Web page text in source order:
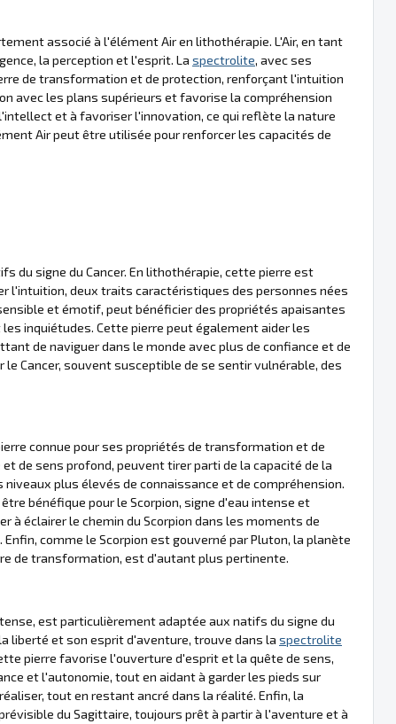
associé à l'élément Air en lithothérapie. L'Air, en tant
la perception et l'esprit. La spectrolite, avec ses
de transformation et de protection, renforçant l'intuition
avec les plans supérieurs et favorise la compréhension
et à favoriser l'innovation, ce qui reflète la nature
Air peut être utilisée pour renforcer les capacités de
du signe du Cancer. En lithothérapie, cette pierre est
l'intuition, deux traits caractéristiques des personnes nées
et émotif, peut bénéficier des propriétés apaisantes
inquiétudes. Cette pierre peut également aider les
de naviguer dans le monde avec plus de confiance et de
Cancer, souvent susceptible de se sentir vulnérable, des
connue pour ses propriétés de transformation et de
de sens profond, peuvent tirer parti de la capacité de la
plus élevés de connaissance et de compréhension.
bénéfique pour le Scorpion, signe d'eau intense et
à éclairer le chemin du Scorpion dans les moments de
comme le Scorpion est gouverné par Pluton, la planète
de transformation, est d'autant plus pertinente.
est particulièrement adaptée aux natifs du signe du
liberté et son esprit d'aventure, trouve dans la spectrolite
pierre favorise l'ouverture d'esprit et la quête de sens,
et l'autonomie, tout en aidant à garder les pieds sur
tout en restant ancré dans la réalité. Enfin, la
du Sagittaire, toujours prêt à partir à l'aventure et à